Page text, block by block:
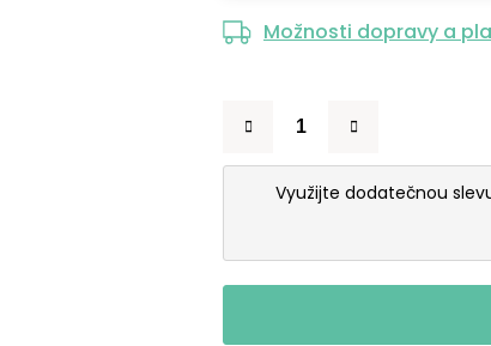
Možnosti dopravy a
Využijte dodatečnou